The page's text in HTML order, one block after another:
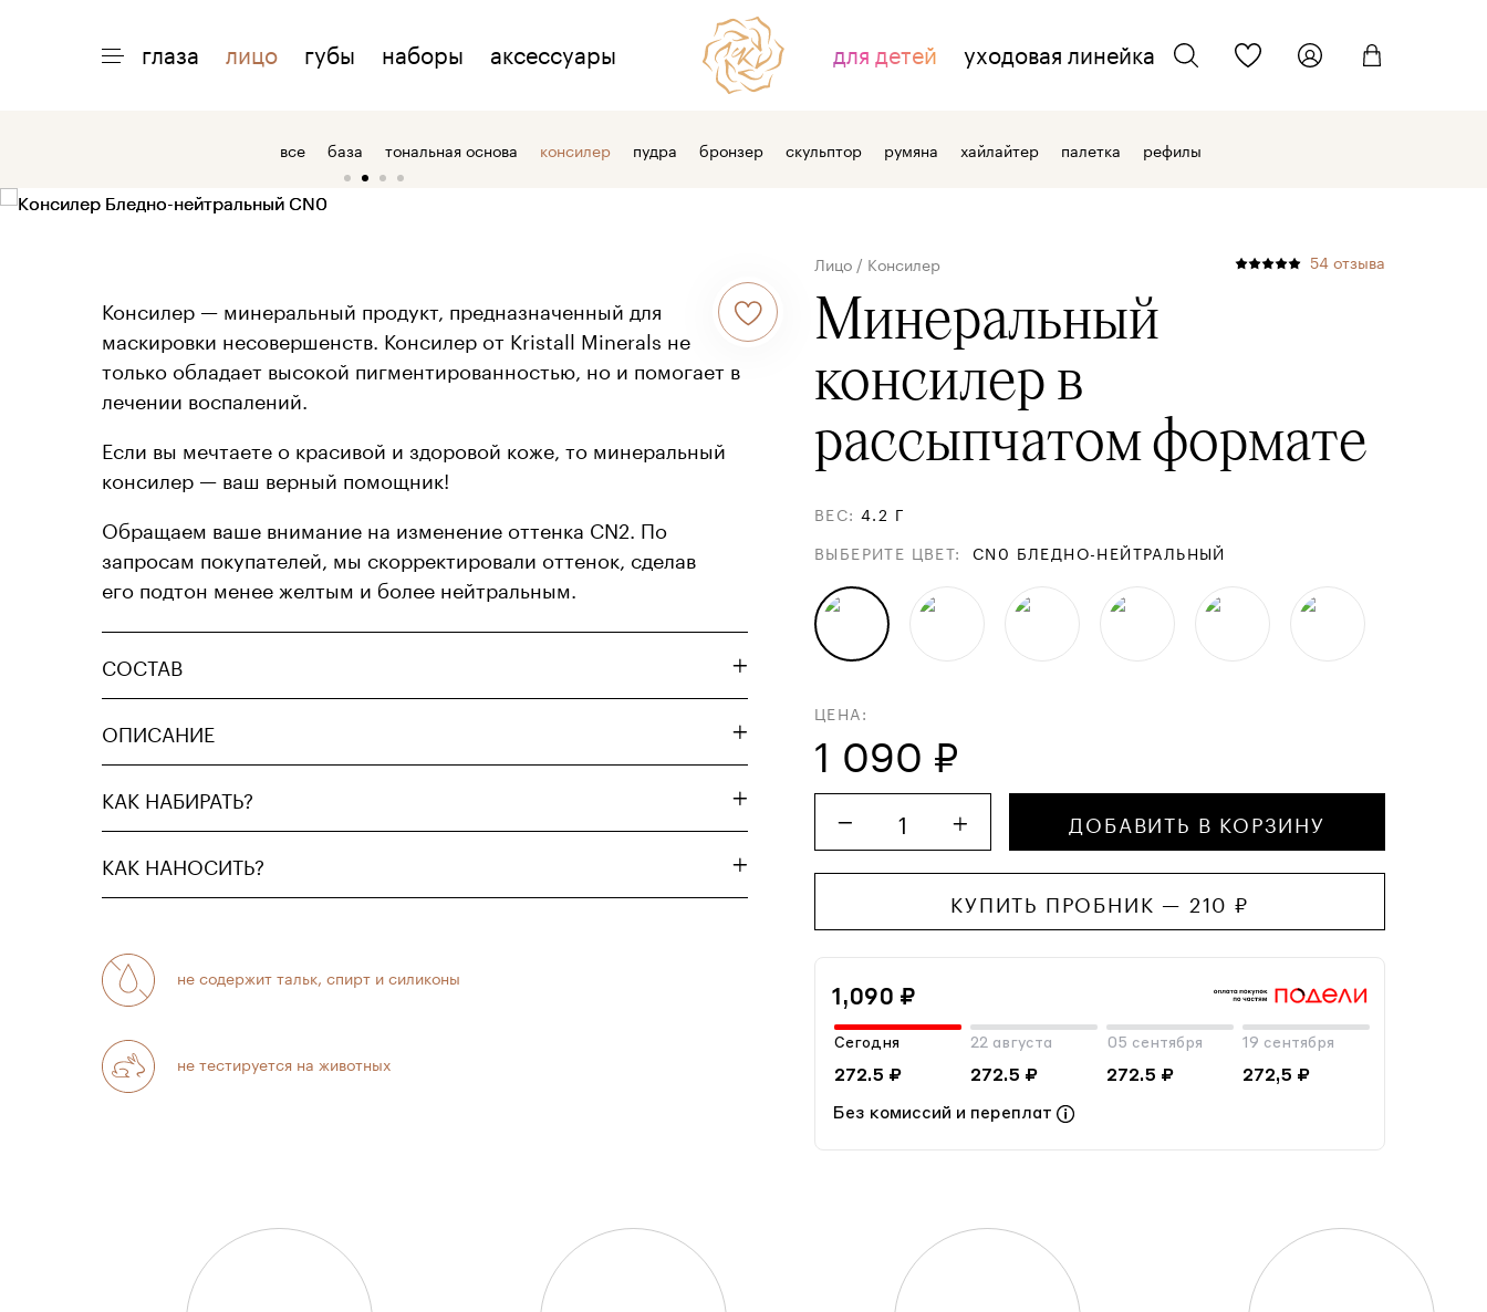
глаза лицо губы наборы аксессуары для детей уходовая линейка
ПОМОЩЬ
доставка
ДЛЯ СВЯЗИ
оптовым клиентам
info@kmcosmetics.ru
все база тональная основа консилер пудра бронзер скульптор румяна хайлайтер палетка рефилы
Консилер — минеральный продукт, предназначенный для
маскировки несовершенств. Консилер от Kristall Minerals не
только обладает высокой пигментированностью, но и помогает в
лечении воспалений.
Если вы мечтаете о красивой и здоровой коже, то минеральный
консилер — ваш верный помощник!
Обращаем ваше внимание на изменение оттенка CN2. По
запросам покупателей, мы скорректировали оттенок, сделав
его подтон менее желтым и более нейтральным.
СОСТАВ
ОПИСАНИЕ
КАК НАБИРАТЬ?
КАК НАНОСИТЬ?
не содержит тальк, спирт и силиконы
не тестируется на животных
Лицо / Консилер 54отзыва
Минеральный
консилер в
рассыпчатом формате
ВЕС:4.2 Г
ВЫБЕРИТЕ ЦВЕТ: CN0 БЛЕДНО-НЕЙТРАЛЬНЫЙ
ЦЕНА:
1 090 ₽
1 ДОБАВИТЬ В КОРЗИНУ
КУПИТЬ ПРОБНИК — 210 ₽
1,090 ₽
Сегодня
272.5 ₽
22 августа
272.5 ₽
05 сентября
272.5 ₽
19 сентября
272,5 ₽
Без комиссий и переплат